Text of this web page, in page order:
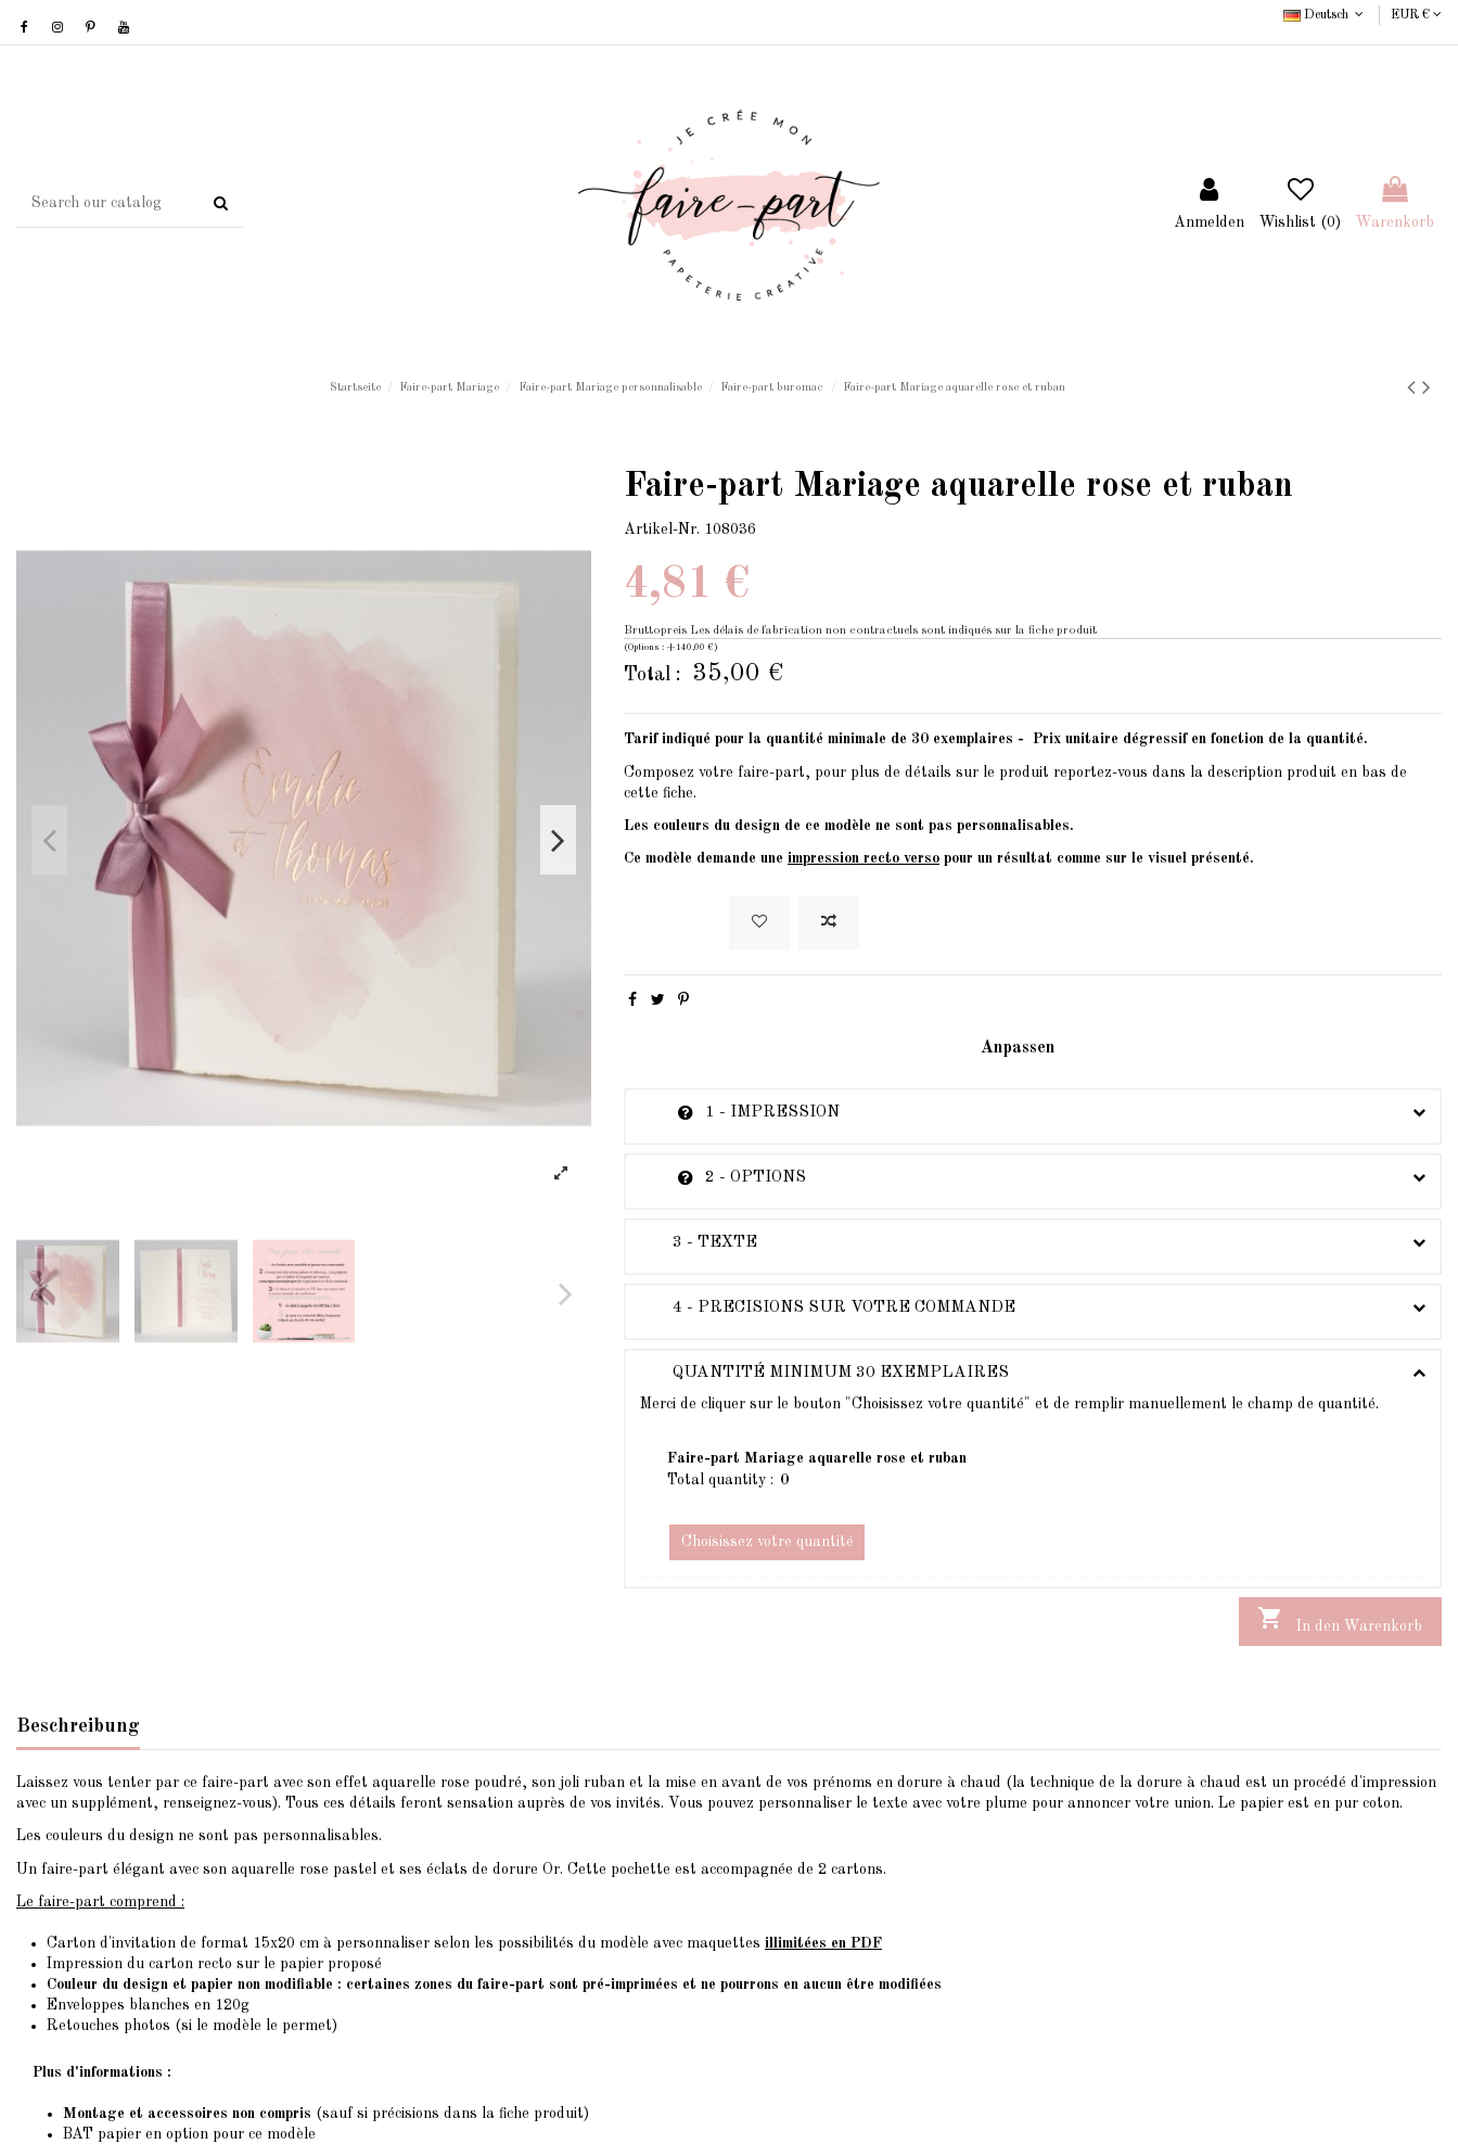
Deutsch EUR €
Anmelden Wishlist (0) Warenkorb
Startseite Faire-part Mariage Faire-part Mariage personnalisable Faire-part buromac Faire-part Mariage aquarelle rose et ruban
Faire-part Mariage aquarelle rose et ruban
Artikel-Nr. 108036
4,81 €
Bruttopreis Les délais de fabrication non contractuels sont indiqués sur la fiche produit
(Options : +140,00 €)
Total : 35,00 €
Tarif indiqué pour la quantité minimale de 30 exemplaires - Prix unitaire dégressif en fonction de la quantité.
Composez votre faire-part, pour plus de détails sur le produit reportez-vous dans la description produit en bas de
cette fiche.
Les couleurs du design de ce modèle ne sont pas personnalisables.
Ce modèle demande une impression recto verso pour un résultat comme sur le visuel présenté.
Anpassen
1 - IMPRESSION
2 - OPTIONS
3 - TEXTE
4 - PRECISIONS SUR VOTRE COMMANDE
QUANTITÉ MINIMUM 30 EXEMPLAIRES
Merci de cliquer sur le bouton "Choisissez votre quantité" et de remplir manuellement le champ de quantité.
Faire-part Mariage aquarelle rose et ruban
Total quantity :
Choisissez votre quantité
 In den Warenkorb
Beschreibung
Laissez vous tenter par ce faire-part avec son effet aquarelle rose poudré, son joli ruban et la mise en avant de vos prénoms en dorure à chaud (la technique de la dorure à chaud est un procédé d'impression
avec un supplément, renseignez-vous). Tous ces détails feront sensation auprès de vos invités. Vous pouvez personnaliser le texte avec votre plume pour annoncer votre union. Le papier est en pur coton.
Les couleurs du design ne sont pas personnalisables.
Un faire-part élégant avec son aquarelle rose pastel et ses éclats de dorure Or. Cette pochette est accompagnée de 2 cartons.
Le faire-part comprend :
Carton d'invitation de format 15x20 cm à personnaliser selon les possibilités du modèle avec maquettes illimitées en PDF
Impression du carton recto sur le papier proposé
Couleur du design et papier non modifiable : certaines zones du faire-part sont pré-imprimées et ne pourrons en aucun être modifiées
Enveloppes blanches en 120g
Retouches photos (si le modèle le permet)
Plus d'informations :
Montage et accessoires non compris (sauf si précisions dans la fiche produit)
BAT papier en option pour ce modèle